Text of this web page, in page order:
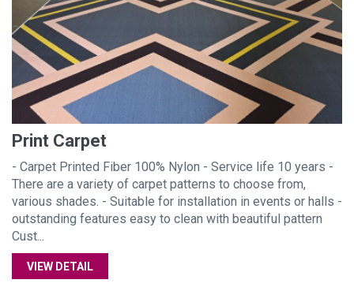
Print Carpet
- Carpet Printed Fiber 100% Nylon - Service life 10 years -
There are a variety of carpet patterns to choose from,
various shades. - Suitable for installation in events or halls -
outstanding features easy to clean with beautiful pattern
Cust...
VIEW DETAIL